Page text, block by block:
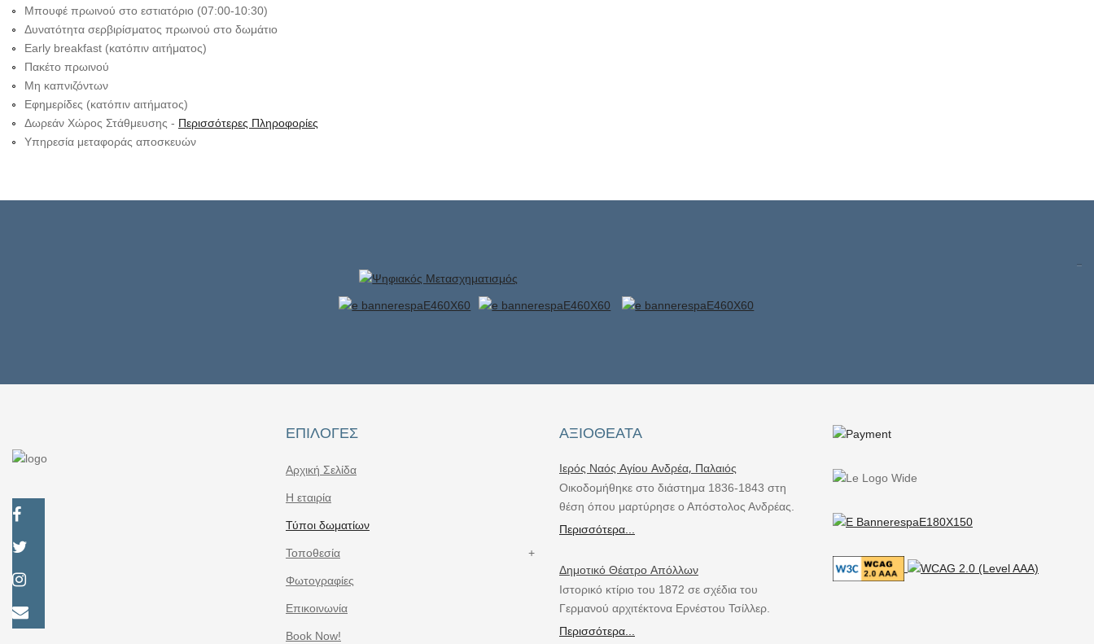
Μπουφέ πρωινού στο εστιατόριο (07:00-10:30)
Δυνατότητα σερβιρίσματος πρωινού στο δωμάτιο
Early breakfast (κατόπιν αιτήματος)
Πακέτο πρωινού
Μη καπνιζόντων
Εφημερίδες (κατόπιν αιτήματος)
Δωρεάν Χώρος Στάθμευσης - Περισσότερες Πληροφορίες
Yπηρεσία μεταφοράς αποσκευών
ΕΠΙΛΟΓΈΣ
Αρχική Σελίδα
Η εταιρία
Τύποι δωματίων
Τοποθεσία
Φωτογραφίες
Επικοινωνία
Book Now!
ΑΞΙΟΘΈΑΤΑ
Ιερός Ναός Αγίου Ανδρέα, Παλαιός
Οικοδομήθηκε στο διάστημα 1836-1843 στη
θέση όπου μαρτύρησε ο Απόστολος Ανδρέας.
Περισσότερα...
Δημοτικό Θέατρο Απόλλων
Ιστορικό κτίριο του 1872 σε σχέδια του
Γερμανού αρχιτέκτονα Ερνέστου Τσίλλερ.
Περισσότερα...